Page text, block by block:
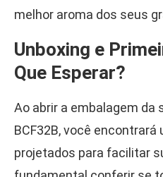
melhor aroma dos seus
Unboxing e
Que Esperar?
Ao abrir a embalagem da
BCF32B, você
projetados para facilitar